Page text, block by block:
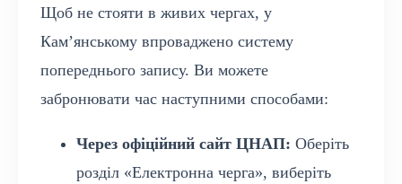
Щоб не стояти в живих чергах, у
Кам’янському впроваджено систему
попереднього запису. Ви можете
забронювати час наступними способами:
Через офіційний сайт ЦНАП: Оберіть
розділ «Електронна черга», виберіть